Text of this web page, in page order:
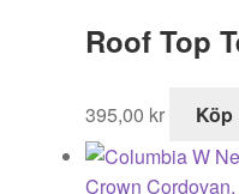
Roof Top
395,00 kr Köp